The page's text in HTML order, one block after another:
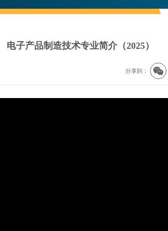
电子产品制造技术专业简介（2025）
分享到：